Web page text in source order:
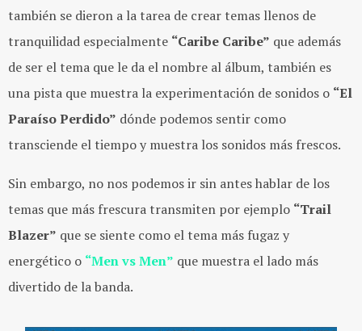
también se dieron a la tarea de crear temas llenos de
tranquilidad especialmente “Caribe Caribe” que además
de ser el tema que le da el nombre al álbum, también es
una pista que muestra la experimentación de sonidos o “El
Paraíso Perdido” dónde podemos sentir como
transciende el tiempo y muestra los sonidos más frescos.
Sin embargo, no nos podemos ir sin antes hablar de los
temas que más frescura transmiten por ejemplo “Trail
Blazer” que se siente como el tema más fugaz y
energético o “Men vs Men” que muestra el lado más
divertido de la banda.